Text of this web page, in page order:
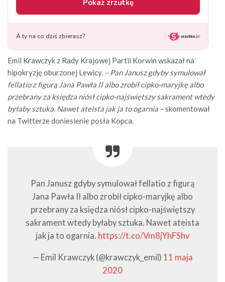
Emil Krawczyk z Rady Krajowej Partii Korwin wskazał na
hipokryzję oburzonej Lewicy. – Pan Janusz gdyby symulował
fellatio z figurą Jana Pawła II albo zrobił cipko-maryjkę albo
przebrany za księdza niósł cipko-najświętszy sakrament wtedy
byłaby sztuka. Nawet ateista jak ja to ogarnia –skomentował
na Twitterze doniesienie posła Kopca.
Pan Janusz gdyby symulował fellatio z figurą
Jana Pawła II albo zrobił cipko-maryjkę albo
przebrany za księdza niósł cipko-najświętszy
sakrament wtedy byłaby sztuka. Nawet ateista
jak ja to ogarnia. https://t.co/Vm8jYhFShv
— Emil Krawczyk (@krawczyk_emil) 11 maja
2020